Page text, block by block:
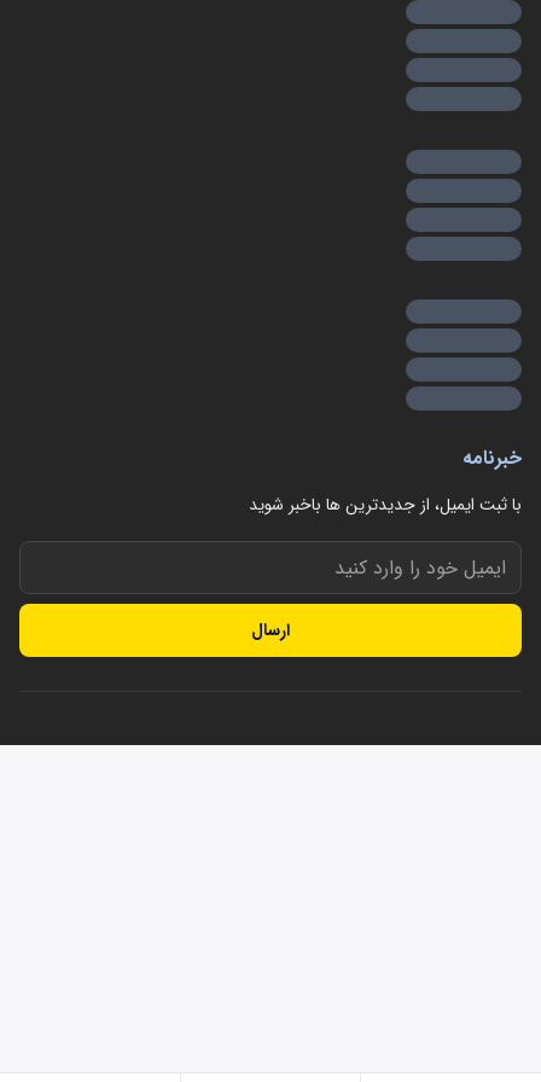
خبرنامه
با ثبت ایمیل، از جدید‌ترین ها با‌خبر شوید
ارسال